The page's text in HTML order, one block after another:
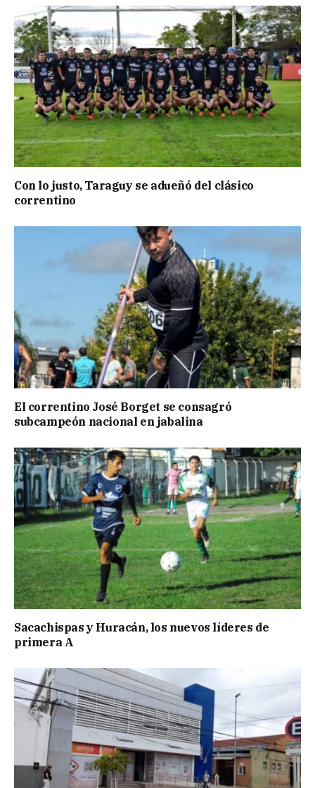
Con lo justo, Taraguy se adueñó del clásico
correntino
El correntino José Borget se consagró
subcampeón nacional en jabalina
Sacachispas y Huracán, los nuevos líderes de
primera A